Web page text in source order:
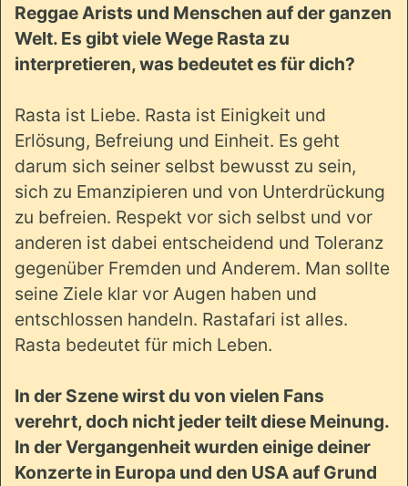
Reggae Arists und Menschen auf der ganzen
Welt. Es gibt viele Wege Rasta zu
interpretieren, was bedeutet es für dich?
Rasta ist Liebe. Rasta ist Einigkeit und
Erlösung, Befreiung und Einheit. Es geht
darum sich seiner selbst bewusst zu sein,
sich zu Emanzipieren und von Unterdrückung
zu befreien. Respekt vor sich selbst und vor
anderen ist dabei entscheidend und Toleranz
gegenüber Fremden und Anderem. Man sollte
seine Ziele klar vor Augen haben und
entschlossen handeln. Rastafari ist alles.
Rasta bedeutet für mich Leben.
In der Szene wirst du von vielen Fans
verehrt, doch nicht jeder teilt diese Meinung.
In der Vergangenheit wurden einige deiner
Konzerte in Europa und den USA auf Grund